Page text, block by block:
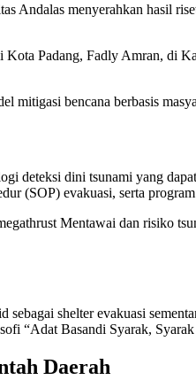
Andalas menyerahkan hasil
Kota Padang, Fadly Amran, di
mitigasi bencana berbasis
deteksi dini tsunami yang
(SOP) evakuasi, serta
Mentawai dan risiko
sebagai shelter evakuasi
“Adat Basandi Syarak,
Daerah